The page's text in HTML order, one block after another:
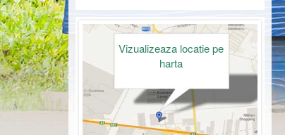
Vizualizeaza locatie pe
harta